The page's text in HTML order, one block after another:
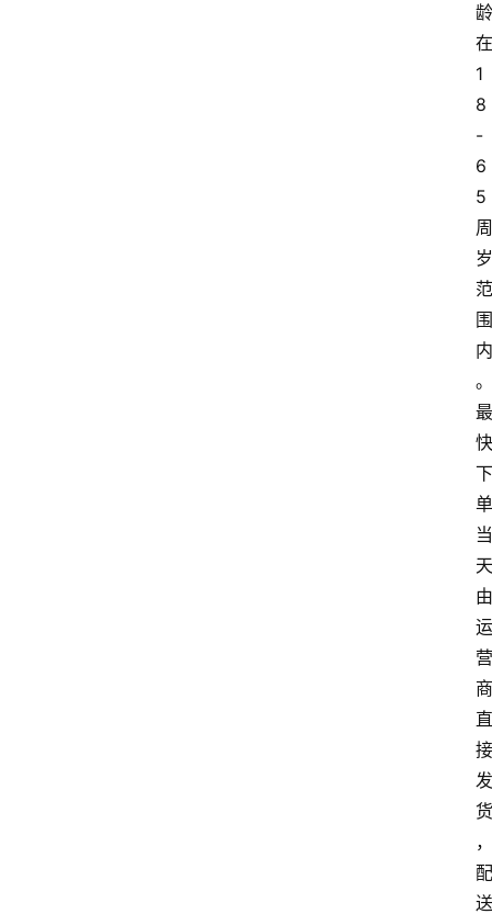
龄
在
1
8
-
6
5
周
岁
范
围
内
。
最
快
下
单
当
天
由
运
营
商
直
接
发
货
，
配
送